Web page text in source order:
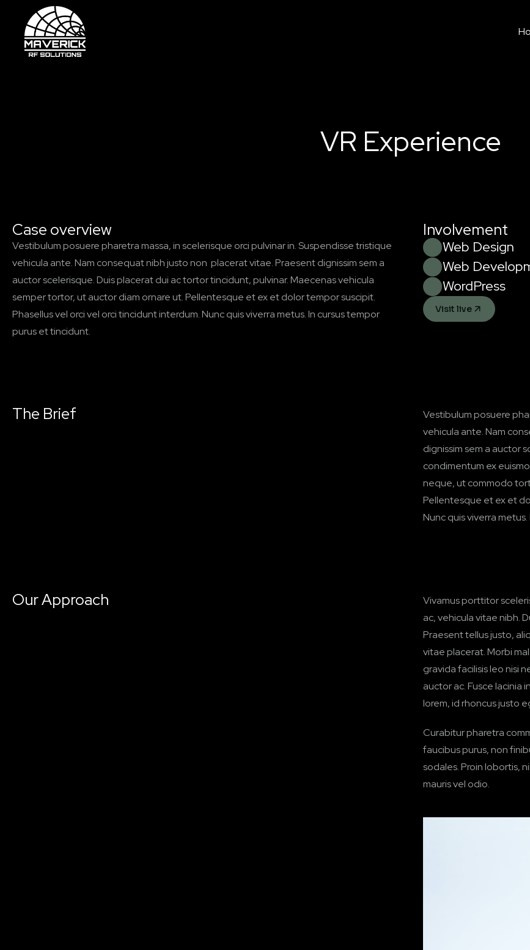
VR Experience
Case overview
Vestibulum posuere pharetra massa, in scelerisque orci pulvinar in. Suspendisse tristique
vehicula ante. Nam consequat nibh justo non placerat vitae. Praesent dignissim sem a
auctor scelerisque. Duis placerat dui ac tortor tincidunt, pulvinar. Maecenas vehicula
semper tortor, ut auctor diam ornare ut. Pellentesque et ex et dolor tempor suscipit.
Phasellus vel orci vel orci tincidunt interdum. Nunc quis viverra metus. In cursus tempor
purus et tincidunt.
Involvement
Web Design
Web
WordPress
Visit live
The Brief
Vestibulum posuere
vehicula ante. Nam
dignissim sem a auctor
condimentum ex
neque, ut commodo
Pellentesque et ex et
Nunc quis viverra
Our Approach
Vivamus porttitor
ac, vehicula vitae nibh.
Praesent tellus justo,
vitae placerat. Morbi
gravida facilisis leo nisi
auctor ac. Fusce lacinia
lorem, id rhoncus justo
Curabitur pharetra
faucibus purus, non
sodales. Proin lobortis,
mauris vel odio.